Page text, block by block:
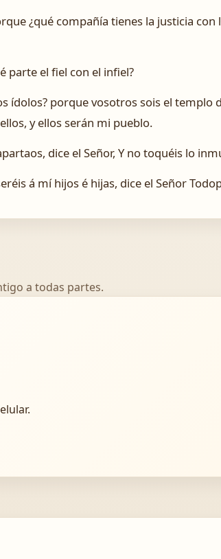
¿qué compañía tienes la justicia con
parte el fiel con el infiel?
ídolos? porque vosotros sois el templo
y ellos serán mi pueblo.
dice el Señor, Y no toquéis lo
á mí hijos é hijas, dice el Señor
a todas partes.